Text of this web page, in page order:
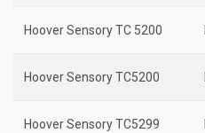
Hoover Sensory TC 5200
Hoover Sensory TC5200
Hoover Sensory TC5299